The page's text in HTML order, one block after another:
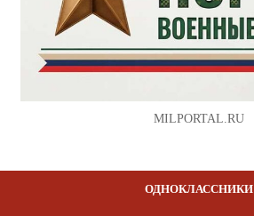
MILPORTAL.RU
ОДНОКЛАССНИКИ